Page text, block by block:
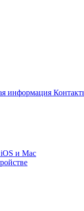
информация
и Mac